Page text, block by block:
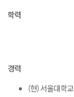
학력
경력
(현) 서울대학